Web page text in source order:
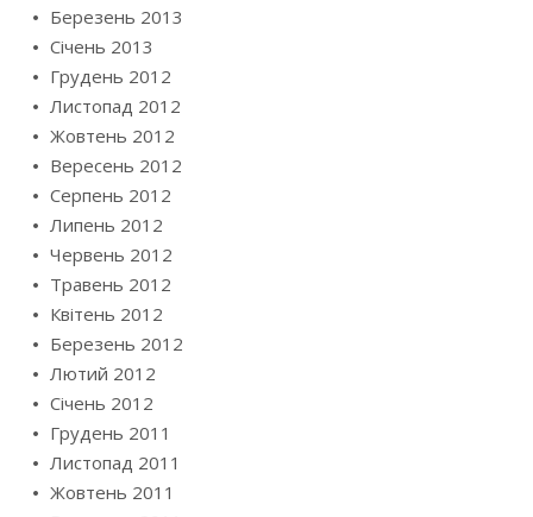
Березень 2013
Січень 2013
Грудень 2012
Листопад 2012
Жовтень 2012
Вересень 2012
Серпень 2012
Липень 2012
Червень 2012
Травень 2012
Квітень 2012
Березень 2012
Лютий 2012
Січень 2012
Грудень 2011
Листопад 2011
Жовтень 2011